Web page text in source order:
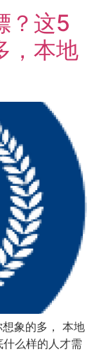
？这5
，本地
象的多， 本地
么样的人才需